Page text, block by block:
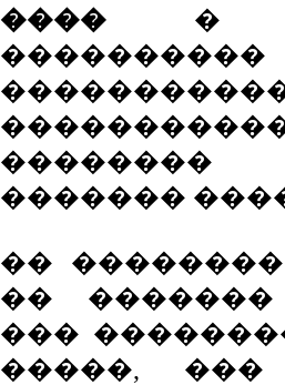
���� �
��������
�������
��
��
���
�����,